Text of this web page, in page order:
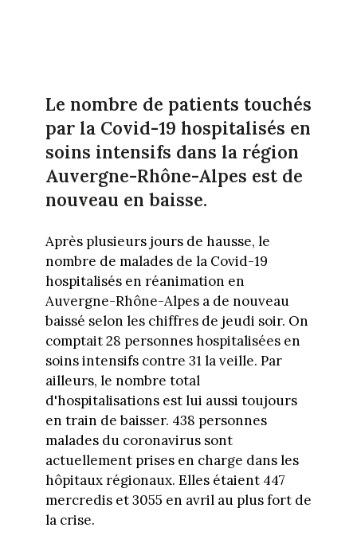
Le nombre de patients touchés
par la Covid-19 hospitalisés en
soins intensifs dans la région
Auvergne-Rhône-Alpes est de
nouveau en baisse.
Après plusieurs jours de hausse, le
nombre de malades de la Covid-19
hospitalisés en réanimation en
Auvergne-Rhône-Alpes a de nouveau
baissé selon les chiffres de jeudi soir. On
comptait 28 personnes hospitalisées en
soins intensifs contre 31 la veille. Par
ailleurs, le nombre total
d'hospitalisations est lui aussi toujours
en train de baisser. 438 personnes
malades du coronavirus sont
actuellement prises en charge dans les
hôpitaux régionaux. Elles étaient 447
mercredis et 3055 en avril au plus fort de
la crise.